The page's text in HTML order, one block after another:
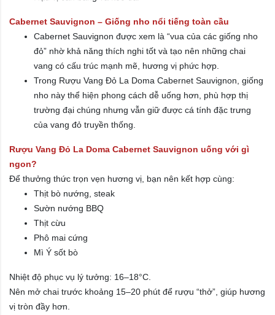
Cabernet Sauvignon – Giống nho nổi tiếng toàn cầu
Cabernet Sauvignon được xem là “vua của các giống nho
đỏ” nhờ khả năng thích nghi tốt và tạo nên những chai
vang có cấu trúc mạnh mẽ, hương vị phức hợp.
Trong Rượu Vang Đỏ La Doma Cabernet Sauvignon, giống
nho này thể hiện phong cách dễ uống hơn, phù hợp thị
trường đại chúng nhưng vẫn giữ được cá tính đặc trưng
của vang đỏ truyền thống.
Rượu Vang Đỏ La Doma Cabernet Sauvignon uống với gì
ngon?
Để thưởng thức trọn vẹn hương vị, bạn nên kết hợp cùng:
Thịt bò nướng, steak
Sườn nướng BBQ
Thịt cừu
Phô mai cứng
Mì Ý sốt bò
Nhiệt độ phục vụ lý tưởng: 16–18°C.
Nên mở chai trước khoảng 15–20 phút để rượu “thở”, giúp hương
vị tròn đầy hơn.